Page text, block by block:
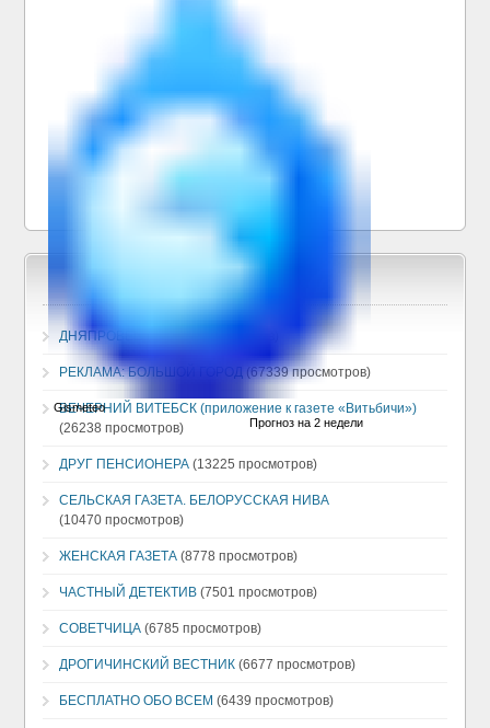
ДНЯПРОВЕЦ(130380 просмотров)
РЕКЛАМА: БОЛЬШОЙ ГОРОД (67339 просмотров)
ВЕЧЕРНИЙ ВИТЕБСК (приложение к газете «Витьбичи»)
(26238 просмотров)
ДРУГ ПЕНСИОНЕРА (13225 просмотров)
СЕЛЬСКАЯ ГАЗЕТА. БЕЛОРУССКАЯ НИВА
(10470 просмотров)
ЖЕНСКАЯ ГАЗЕТА (8778 просмотров)
ЧАСТНЫЙ ДЕТЕКТИВ (7501 просмотров)
СОВЕТЧИЦА (6785 просмотров)
ДРОГИЧИНСКИЙ ВЕСТНИК (6677 просмотров)
БЕСПЛАТНО ОБО ВСЕМ (6439 просмотров)